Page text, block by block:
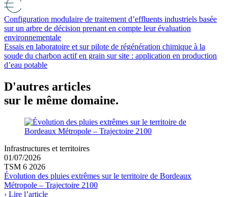
Configuration modulaire de traitement d’effluents industriels basée
sur un arbre de décision prenant en compte leur évaluation
environnementale
Essais en laboratoire et sur pilote de régénération chimique à la
soude du charbon actif en grain sur site : application en production
d’eau potable
D'autres articles
sur le même domaine.
Infrastructures et territoires
01/07/2026
TSM 6 2026
Évolution des pluies extrêmes sur le territoire de Bordeaux
Métropole – Trajectoire 2100
› Lire l’article